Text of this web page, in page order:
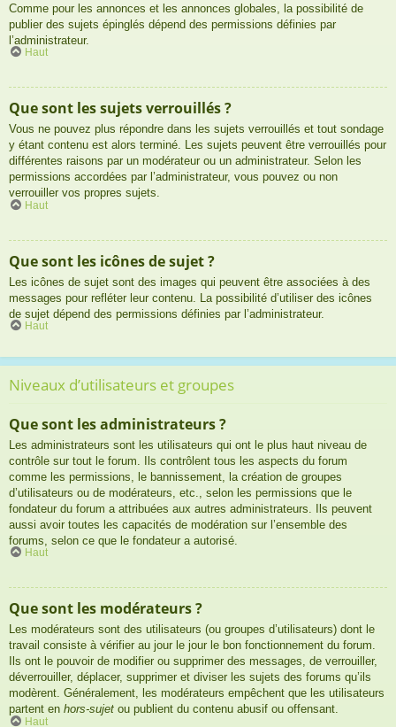
Comme pour les annonces et les annonces globales, la possibilité de
publier des sujets épinglés dépend des permissions définies par
l’administrateur.
Haut
Que sont les sujets verrouillés ?
Vous ne pouvez plus répondre dans les sujets verrouillés et tout sondage
y étant contenu est alors terminé. Les sujets peuvent être verrouillés pour
différentes raisons par un modérateur ou un administrateur. Selon les
permissions accordées par l’administrateur, vous pouvez ou non
verrouiller vos propres sujets.
Haut
Que sont les icônes de sujet ?
Les icônes de sujet sont des images qui peuvent être associées à des
messages pour refléter leur contenu. La possibilité d’utiliser des icônes
de sujet dépend des permissions définies par l’administrateur.
Haut
Niveaux d’utilisateurs et groupes
Que sont les administrateurs ?
Les administrateurs sont les utilisateurs qui ont le plus haut niveau de
contrôle sur tout le forum. Ils contrôlent tous les aspects du forum
comme les permissions, le bannissement, la création de groupes
d’utilisateurs ou de modérateurs, etc., selon les permissions que le
fondateur du forum a attribuées aux autres administrateurs. Ils peuvent
aussi avoir toutes les capacités de modération sur l’ensemble des
forums, selon ce que le fondateur a autorisé.
Haut
Que sont les modérateurs ?
Les modérateurs sont des utilisateurs (ou groupes d’utilisateurs) dont le
travail consiste à vérifier au jour le jour le bon fonctionnement du forum.
Ils ont le pouvoir de modifier ou supprimer des messages, de verrouiller,
déverrouiller, déplacer, supprimer et diviser les sujets des forums qu’ils
modèrent. Généralement, les modérateurs empêchent que les utilisateurs
partent en hors-sujet ou publient du contenu abusif ou offensant.
Haut